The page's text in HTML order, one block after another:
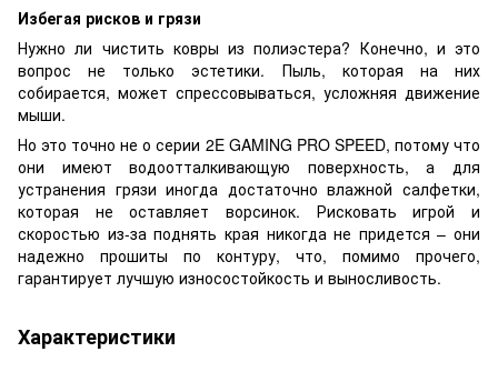
Избегая рисков и грязи
Нужно ли чистить ковры из полиэстера? Конечно, и это
вопрос не только эстетики. Пыль, которая на них
собирается, может спрессовываться, усложняя движение
мыши.
Но это точно не о серии 2E GAMING PRO SPEED, потому что
они имеют водоотталкивающую поверхность, а для
устранения грязи иногда достаточно влажной салфетки,
которая не оставляет ворсинок. Рисковать игрой и
скоростью из-за поднять края никогда не придется – они
надежно прошиты по контуру, что, помимо прочего,
гарантирует лучшую износостойкость и выносливость.
Характеристики